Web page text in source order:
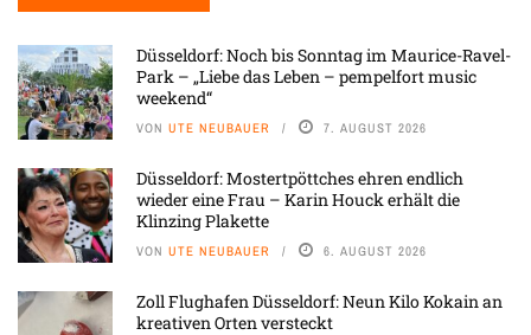
Düsseldorf: Noch bis Sonntag im Maurice-Ravel-
Park – „Liebe das Leben – pempelfort music
weekend“
VON UTE NEUBAUER 7. AUGUST 2026
Düsseldorf: Mostertpöttches ehren endlich
wieder eine Frau – Karin Houck erhält die
Klinzing Plakette
VON UTE NEUBAUER 6. AUGUST 2026
Zoll Flughafen Düsseldorf: Neun Kilo Kokain an
kreativen Orten versteckt